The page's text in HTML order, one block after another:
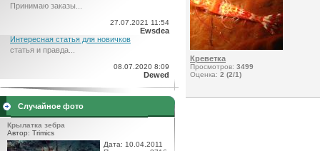
Принимаю заказы...
27.07.2021 11:54
Ewsdea
Интересная статья для новичков
статья и правда...
08.07.2020 8:09
Dewed
Случайное фото
Крылатка зебра
Автор: Trimics
Дата: 10.04.2011
Креветка
Просмотров: 3499
Оценка: 2 (2/1)